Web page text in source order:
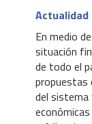
Actualidad
En medio
situación
de todo el
propuestas
del